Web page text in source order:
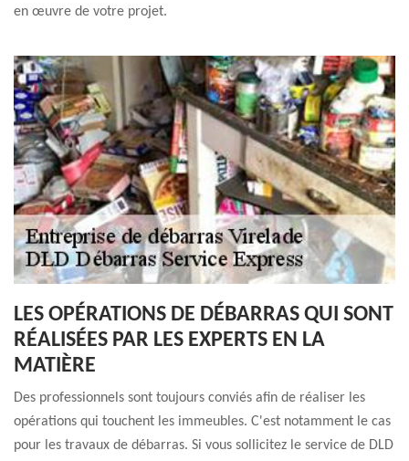
en œuvre de votre projet.
LES OPÉRATIONS DE DÉBARRAS QUI SONT
RÉALISÉES PAR LES EXPERTS EN LA
MATIÈRE
Des professionnels sont toujours conviés afin de réaliser les
opérations qui touchent les immeubles. C'est notamment le cas
pour les travaux de débarras. Si vous sollicitez le service de DLD